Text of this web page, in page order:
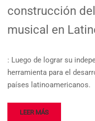
construcción
musical en
: Luego de lograr su
herramienta para el
países latinoamericanos.
LEER MÁS